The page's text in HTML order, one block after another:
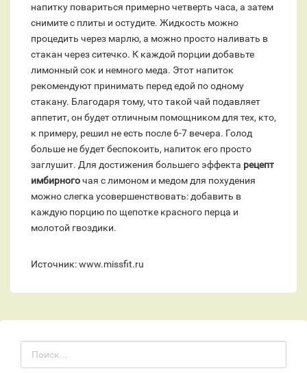
напитку повариться примерно четверть часа, а затем
снимите с плиты и остудите. Жидкость можно
процедить через марлю, а можно просто наливать в
стакан через ситечко. К каждой порции добавьте
лимонный сок и немного меда. Этот напиток
рекомендуют принимать перед едой по одному
стакану. Благодаря тому, что такой чай подавляет
аппетит, он будет отличным помощником для тех, кто,
к примеру, решил не есть после 6-7 вечера. Голод
больше не будет беспокоить, напиток его просто
заглушит. Для достижения большего эффекта рецепт
имбирногочая с лимоном и медом для похудения
можно слегка усовершенствовать: добавить в
каждую порцию по щепотке красного перца и
молотой гвоздики.
Источник: www.missfit.ru